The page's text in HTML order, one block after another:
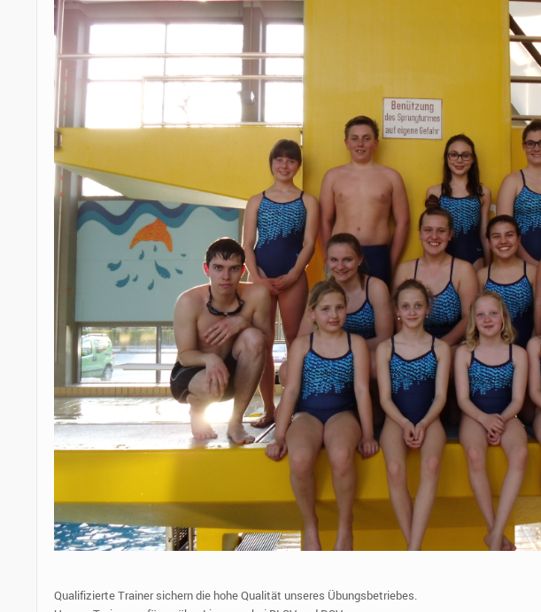
Qualifizierte Trainer sichern die hohe Qualität unseres Übungsbetriebes.